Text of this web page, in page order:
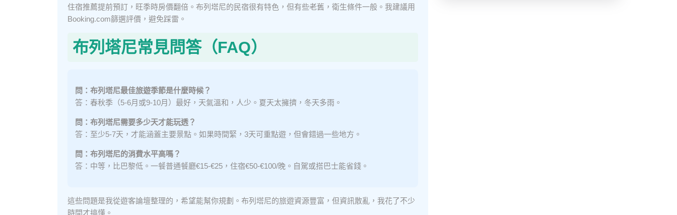
住宿推薦提前預訂，旺季時房價翻倍。布列塔尼的民宿很有特色，但有些老舊，衛生條件一般。我建議用
Booking.com篩選評價，避免踩雷。
布列塔尼常見問答（FAQ）
問：布列塔尼最佳旅遊季節是什麼時候？
答：春秋季（5-6月或9-10月）最好，天氣溫和，人少。夏天太擁擠，冬天多雨。
問：布列塔尼需要多少天才能玩透？
答：至少5-7天，才能涵蓋主要景點。如果時間緊，3天可重點遊，但會錯過一些地方。
問：布列塔尼的消費水平高嗎？
答：中等，比巴黎低。一餐普通餐廳€15-€25，住宿€50-€100/晚。自駕或搭巴士能省錢。
這些問題是我從遊客論壇整理的，希望能幫你規劃。布列塔尼的旅遊資源豐富，但資訊散亂，我花了不少
時間才搞懂。